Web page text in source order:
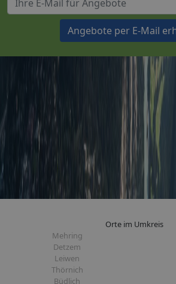
Angebote per E-Mail
Orte im Umkreis
Mehring
Detzem
Leiwen
Thörnich
Büdlich